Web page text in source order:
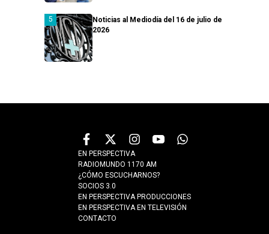
Noticias al Mediodía del 16 de julio de
2026
EN PERSPECTIVA
RADIOMUNDO 1170 AM
¿CÓMO ESCUCHARNOS?
SOCIOS 3.0
EN PERSPECTIVA PRODUCCIONES
EN PERSPECTIVA EN TELEVISIÓN
CONTACTO